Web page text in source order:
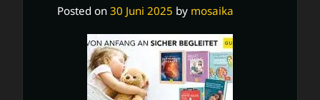
Posted on 30 Juni 2025 by mosaika